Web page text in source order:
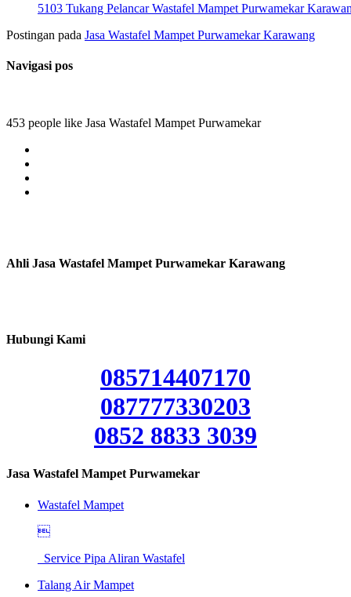
5103 Tukang Pelancar Wastafel Mampet Purwamekar
Postingan pada Jasa Wastafel Mampet Purwamekar Karawang
Navigasi pos
453 people like Jasa Wastafel Mampet Purwamekar
Ahli Jasa Wastafel Mampet Purwamekar Karawang
Hubungi Kami
085714407170
087777330203
0852 8833 3039
Jasa Wastafel Mampet Purwamekar
Wastafel Mampet

Service Pipa Aliran Wastafel
Talang Air Mampet